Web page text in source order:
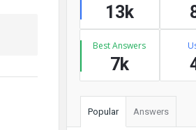
13k
Best Answers
7k
Popular Answers